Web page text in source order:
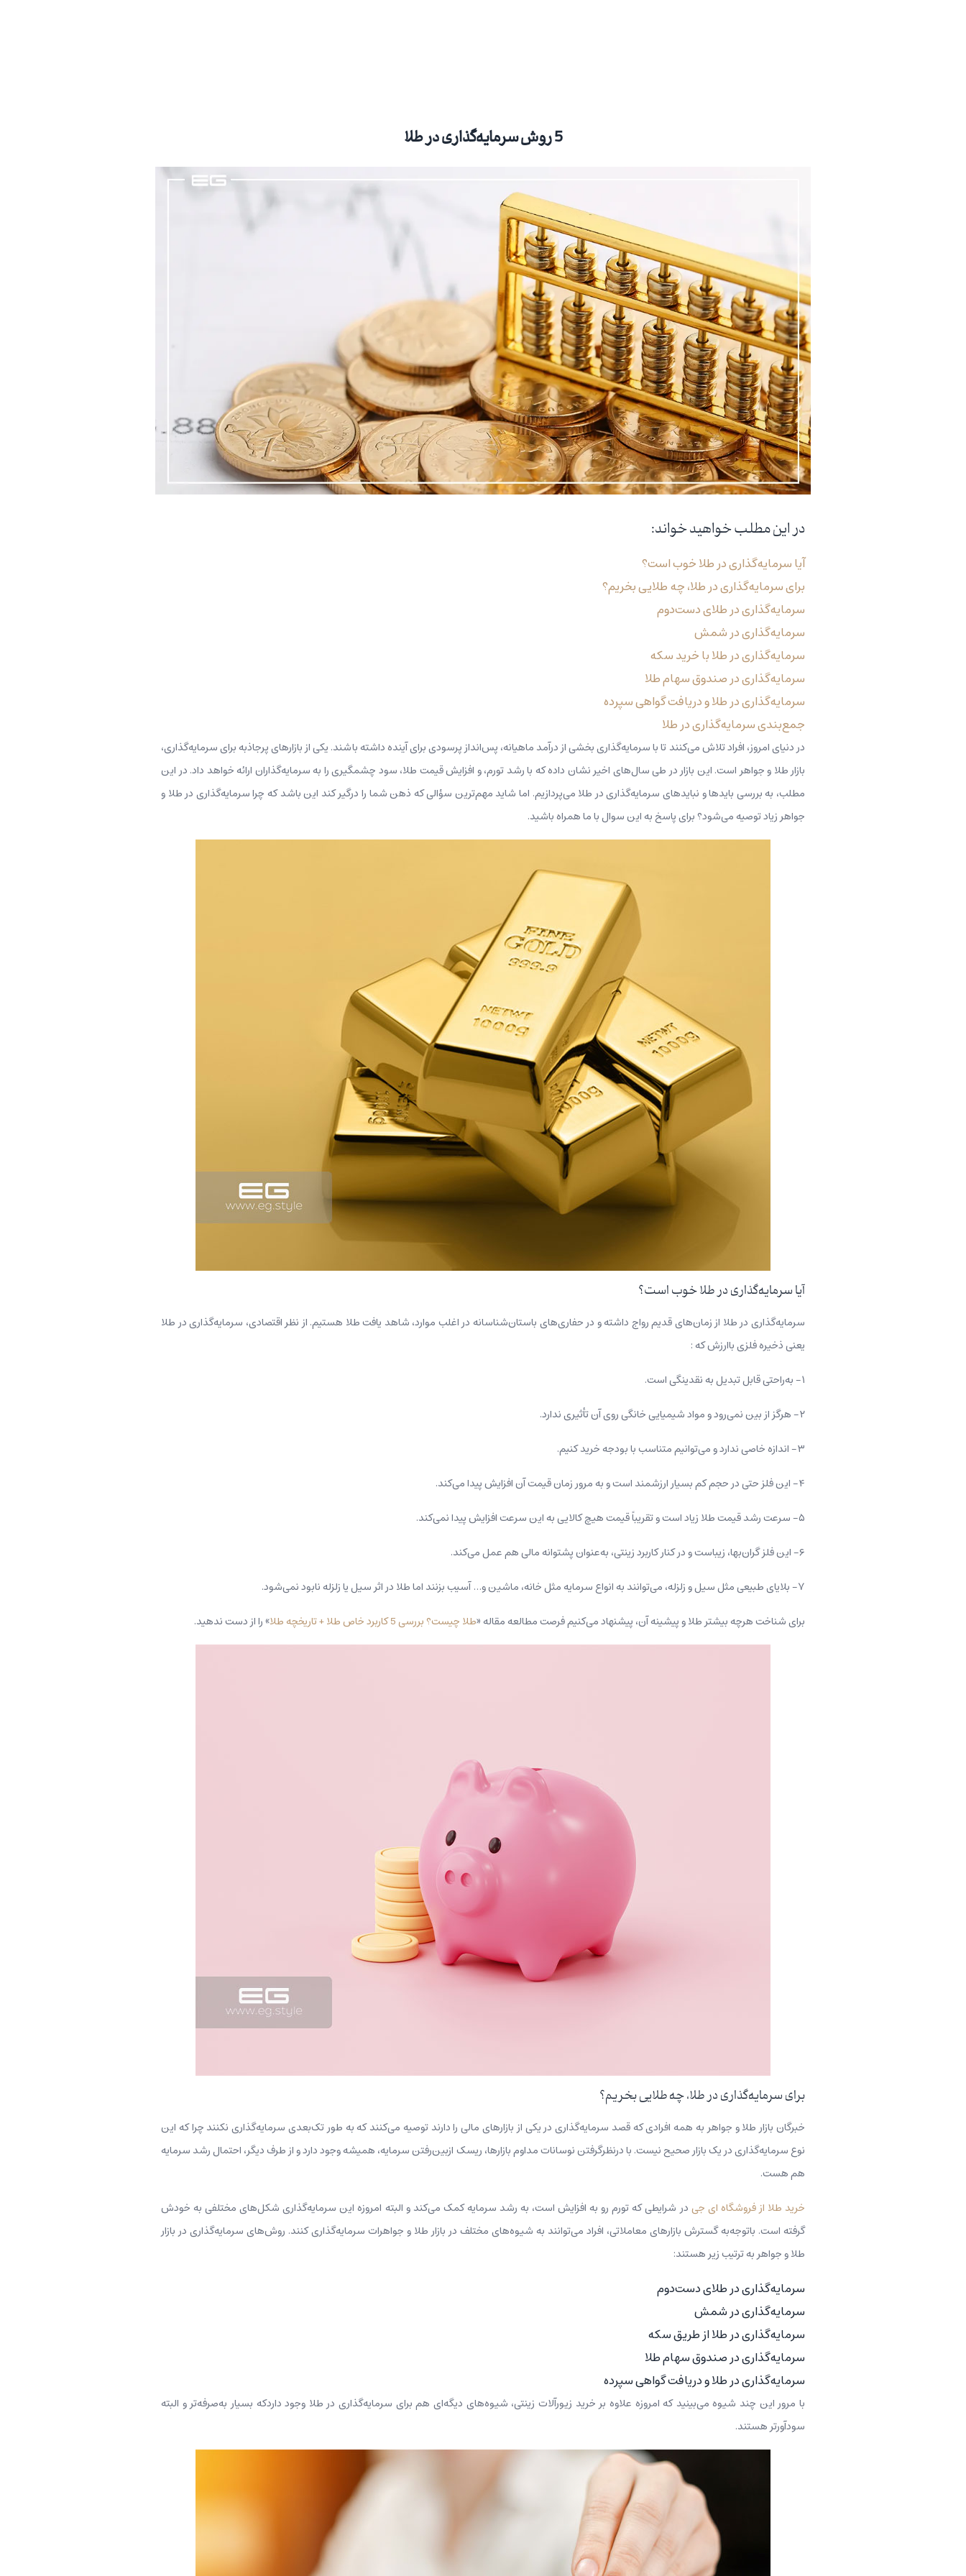
5 روش سرمایه‌گذاری در طلا
در این مطلب خواهید خواند:
آیا سرمایه‌گذاری در طلا خوب است؟
برای سرمایه‌گذاری در طلا، چه طلایی بخریم؟
سرمایه‌گذاری در طلای دست‌دوم
سرمایه‌گذاری در شمش
سرمایه‌گذاری در طلا با خرید سکه
سرمایه‌گذاری در صندوق سهام طلا
سرمایه‌گذاری در طلا و دریافت گواهی سپرده
جمع‌بندی سرمایه‌گذاری در طلا
در دنیای امروز، افراد تلاش می‌کنند تا با سرمایه‌گذاری بخشی از درآمد ماهیانه، پس‌انداز پرسودی برای آینده داشته باشند. یکی از بازارهای پرجاذبه برای سرمایه‌گذاری،
بازار طلا و جواهر است. این بازار در طی سال‌های اخیر نشان داده که با رشد تورم، و افزایش قیمت طلا، سود چشمگیری را به سرمایه‌گذاران ارائه خواهد داد. در این
مطلب، به بررسی بایدها و نبایدهای سرمایه‌گذاری در طلا می‌پردازیم. اما شاید مهم‌ترین سؤالی که ذهن شما را درگیر کند این باشد که چرا سرمایه‌گذاری در طلا و
جواهر زیاد توصیه می‌شود؟ برای پاسخ به این سوال با ما همراه باشید.
آیا سرمایه‌گذاری در طلا خوب است؟
سرمایه‌گذاری در طلا از زمان‌های قدیم رواج داشته و در حفاری‌های باستان‌شناسانه در اغلب موارد، شاهد یافت طلا هستیم. از نظر اقتصادی، سرمایه‌گذاری در طلا
یعنی ذخیره فلزی با‌ارزش که :
۱- به‌راحتی قابل تبدیل به نقدینگی است.
۲- هرگز از بین نمی‌رود و مواد شیمیایی خانگی روی آن تأثیری ندارد.
۳- اندازه خاصی ندارد و می‌توانیم متناسب با بودجه خرید کنیم.
۴- این فلز حتی در حجم کم بسیار ارزشمند است و به مرور زمان قیمت آن افزایش پیدا می‌کند.
۵- سرعت رشد قیمت طلا زیاد است و تقریباً قیمت هیچ کالایی به این سرعت افزایش پیدا نمی‌کند.
۶- این فلز گران‌بها، زیباست و در کنار کاربرد زینتی، به‌عنوان پشتوانه مالی هم عمل می‌کند.
۷- بلایای طبیعی مثل سیل و زلزله، می‌توانند به انواع سرمایه مثل خانه، ماشین و… آسیب بزنند اما طلا در اثر سیل یا زلزله نابود نمی‌شود.
برای شناخت هرچه بیشتر طلا و پیشینه آن، پیشنهاد می‌کنیم فرصت مطالعه مقاله «طلا چیست؟ بررسی 5 کاربرد خاص طلا + تاریخچه طلا » را از دست ندهید.
برای سرمایه‌گذاری در طلا، چه طلایی بخریم؟
خبرگان بازار طلا و جواهر به همه افرادی که قصد سرمایه‌گذاری در یکی از بازارهای مالی را دارند توصیه می‌کنند که به طور تک‌بعدی سرمایه‌گذاری نکنند چرا که این
نوع سرمایه‌گذاری در یک بازار صحیح نیست. با در‌نظرگرفتن نوسانات مداوم بازارها، ریسک از‌بین‌رفتن سرمایه، همیشه وجود دارد و از طرف دیگر، احتمال رشد سرمایه
هم هست.
خرید طلا از فروشگاه ای جی در شرایطی که تورم رو به افزایش است، به رشد سرمایه کمک می‌کند و البته امروزه این سرمایه‌گذاری شکل‌های مختلفی به خودش
گرفته است. با‌توجه‌به گسترش بازارهای معاملاتی، افراد می‌توانند به شیوه‌های مختلف در بازار طلا و جواهرات سرمایه‌گذاری کنند. روش‌های سرمایه‌گذاری در بازار
طلا و جواهر به ترتیب زیر هستند:
سرمایه‌گذاری در طلای دست‌دوم
سرمایه‌گذاری در شمش
سرمایه‌گذاری در طلا از طریق سکه
سرمایه‌گذاری در صندوق سهام طلا
سرمایه‌گذاری در طلا و دریافت گواهی سپرده
با مرور این چند شیوه می‌بینید که امروزه علاوه بر خرید زیورآلات زینتی، شیوه‌های دیگه‌ای هم برای سرمایه‌گذاری در طلا وجود داردکه بسیار به‌صرفه‌تر و البته
سودآورتر هستند.